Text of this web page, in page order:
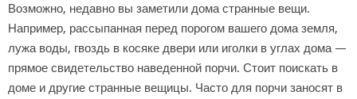
Возможно, недавно вы заметили дома странные вещи.
Например, рассыпанная перед порогом вашего дома земля,
лужа воды, гвоздь в косяке двери или иголки в углах дома —
прямое свидетельство наведенной порчи. Стоит поискать в
доме и другие странные вещицы. Часто для порчи заносят в